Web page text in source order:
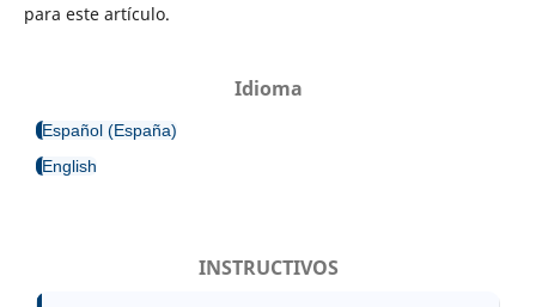
para este artículo.
Idioma
Español (España)
English
INSTRUCTIVOS